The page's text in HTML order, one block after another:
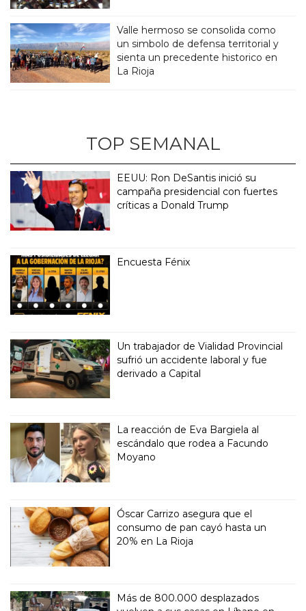
Valle hermoso se consolida como
un simbolo de defensa territorial y
sienta un precedente historico en
La Rioja
TOP SEMANAL
EEUU: Ron DeSantis inició su
campaña presidencial con fuertes
críticas a Donald Trump
Encuesta Fénix
Un trabajador de Vialidad Provincial
sufrió un accidente laboral y fue
derivado a Capital
La reacción de Eva Bargiela al
escándalo que rodea a Facundo
Moyano
Óscar Carrizo asegura que el
consumo de pan cayó hasta un
20% en La Rioja
Más de 800.000 desplazados